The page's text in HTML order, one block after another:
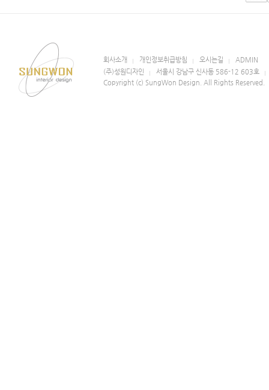
회사소개 개인정보취급방침 오시는길
ADMIN
(주)성원디자인
서울시 강남구 신사동 586-12 603호
Copyright (c) SungWon Design. All Rights Reserved.